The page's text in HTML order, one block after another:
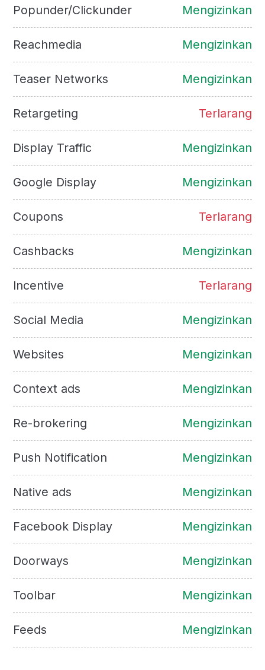
Popunder/Clickunder Mengizinkan
Reachmedia Mengizinkan
Teaser Networks Mengizinkan
Retargeting Terlarang
Display Traffic Mengizinkan
Google Display Mengizinkan
Coupons Terlarang
Cashbacks Mengizinkan
Incentive Terlarang
Social Media Mengizinkan
Websites Mengizinkan
Context ads Mengizinkan
Re-brokering Mengizinkan
Push Notification Mengizinkan
Native ads Mengizinkan
Facebook Display Mengizinkan
Doorways Mengizinkan
Toolbar Mengizinkan
Feeds Mengizinkan